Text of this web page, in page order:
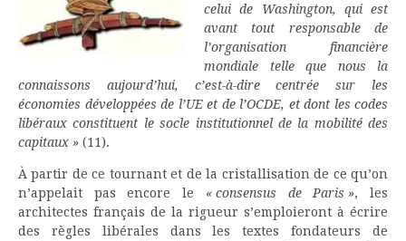
celui de Washington, qui est
avant tout responsable de
l’organisation financière
mondiale telle que nous la
connaissons aujourd’hui, c’est-à-dire centrée sur les
économies développées de l’UE et de l’OCDE, et dont les codes
libéraux constituent le socle institutionnel de la mobilité des
capitaux » (11).
À partir de ce tournant et de la cristallisation de ce qu’on
n’appelait pas encore le « consensus de Paris », les
architectes français de la rigueur s’emploieront à écrire
des règles libérales dans les textes fondateurs de